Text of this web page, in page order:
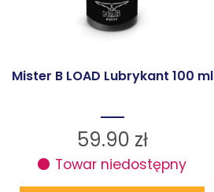
Mister B LOAD Lubrykant 100 ml
59.90 zł
Towar niedostępny